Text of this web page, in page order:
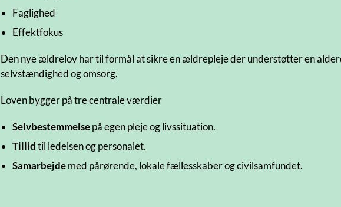
Faglighed
Effektfokus
Den nye ældrelov har til formål at sikre en ældrepleje der understøtter en
selvstændighed og omsorg.
Loven bygger på tre centrale værdier
Selvbestemmelsepå egen pleje og livssituation.
Tillidtil ledelsen og personalet.
Samarbejdemed pårørende, lokale fællesskaber og civilsamfundet.